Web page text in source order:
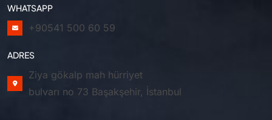
WHATSAPP
+90541 500 60 59
ADRES
Ziya gökalp mah hürriyet
bulvarı no 73 Başakşehir, İstanbul